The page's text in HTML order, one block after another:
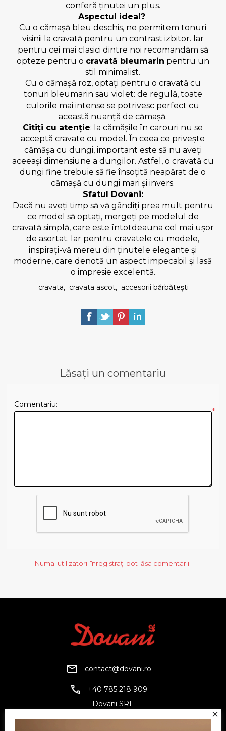
conferă ținutei un plus.
Aspectul ideal?
Cu o cămașă bleu deschis, ne permitem tonuri
visinii la cravată pentru un contrast izbitor. Iar
pentru cei mai clasici dintre noi recomandăm să
opteze pentru o cravată bleumarin pentru un
stil minimalist.
Cu o cămașă roz, optați pentru o cravată cu
tonuri bleumarin sau violet: de regulă, toate
culorile mai intense se potrivesc perfect cu
această nuanță de cămașă.
Citiți cu atenție: la cămășile în carouri nu se
acceptă cravate cu model. În ceea ce privește
cămășa cu dungi, important este să nu aveți
aceeași dimensiune a dungilor. Astfel, o cravată cu
dungi fine trebuie să fie însoțită neapărat de o
cămașă cu dungi mari și invers.
Sfatul Dovani:
Dacă nu aveți timp să vă gândiți prea mult pentru
ce model să optați, mergeți pe modelul de
cravată simplă, care este întotdeauna cel mai ușor
de asortat. Iar pentru cravatele cu modele,
inspirați-vă mereu din ținutele elegante și
moderne, care denotă un aspect impecabil și lasă
o impresie excelentă.
cravata, cravata ascot, accesorii bărbătești
Lăsați un comentariu
Comentariu:
*
Numai utilizatorii înregistrați pot lăsa comentarii.
contact@dovani.ro
+40 785 218 909
Dovani SRL
Reg. Com.: J07/1134/1994